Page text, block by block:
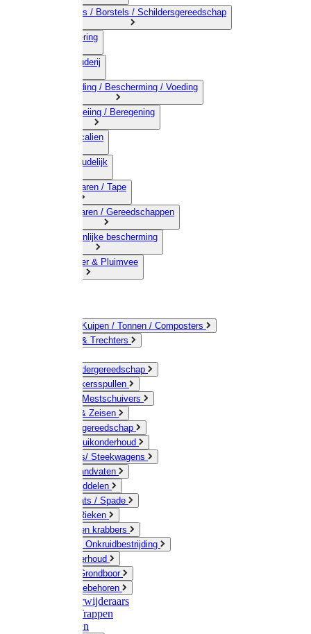
02) Bezems / Borstels / Schildersgereedschap
03) Afrastering
04) Veehouderij
05) Bestrijding / Bescherming / Voeding
06) Besproeiing / Beregening
07) Chemicalien
08) Huishoudelijk
09) Touwwaren / Tape
10) IJzerwaren / Gereedschappen
11) Persoonlijke bescherming
12) Kleindier & Pluimvee
Emmers / Kuipen / Tonnen / Composters
Jerrycans & Trechters
Hand-/ Kindergereedschap
Stratenmakersspullen
Sneeuw- / Mestschuivers
Baggeren & Zeisen
Elektrisch gereedschap
Boom / Struikonderhoud
Kruiwagens/ Steekwagens
Stelen / Handvaten
Tuinhulpmiddelen
Schop / Bats / Spade
Vorken & Rieken
Cultivator en krabbers
Schoffels / Onkruidbestrijding
Gazononderhoud
Hamers / Grondboor
Sledes / toebehoren
Onkruidverwijderaars
Ladders / Trappen
Werkbanken